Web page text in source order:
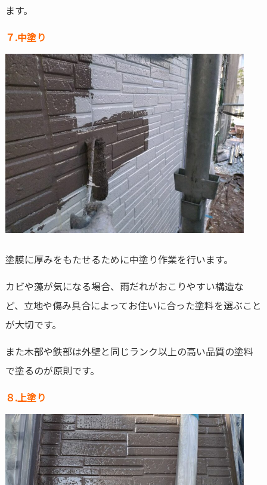
ます。
７.中塗り
塗膜に厚みをもたせるために中塗り作業を行います。
カビや藻が気になる場合、雨だれがおこりやすい構造な
ど、立地や傷み具合によってお住いに合った塗料を選ぶこと
が大切です。
また木部や鉄部は外壁と同じランク以上の高い品質の塗料
で塗るのが原則です。
８.上塗り